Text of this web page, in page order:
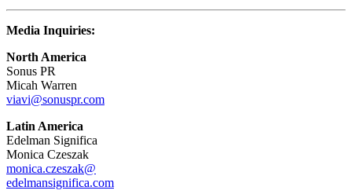
Media Inquiries:
North America
Sonus PR
Micah Warren
viavi@sonuspr.com
Latin America
Edelman Significa
Monica Czeszak
monica.czeszak@
edelmansignifica.com